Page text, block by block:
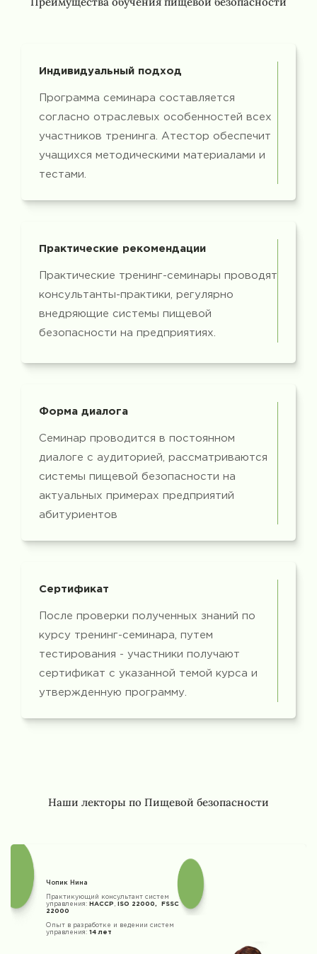
Индивидуальный подход
Программа семинара составляется
согласно отраслевых особенностей всех
участников тренинга. Атестор обеспечит
учащихся методическими материалами и
тестами.
Практические рекомендации
Практические тренинг-семинары проводят
консультанты-практики, регулярно
внедряющие системы пищевой
безопасности на предприятиях.
Форма диалога
Семинар проводится в постоянном
диалоге с аудиторией, рассматриваются
системы пищевой безопасности на
актуальных примерах предприятий
абитуриентов
Сертификат
После проверки полученных знаний по
курсу тренинг-семинара, путем
тестирования - участники получают
сертификат с указанной темой курса и
утвержденную программу.
Наши лекторы по Пищевой безопасности
Чопик Нина
Практикующий консультант систем
управления:
HACCP
ISO 22000, FSSC
22000
Опыт в разработке и ведении систем
управления: 14 лет